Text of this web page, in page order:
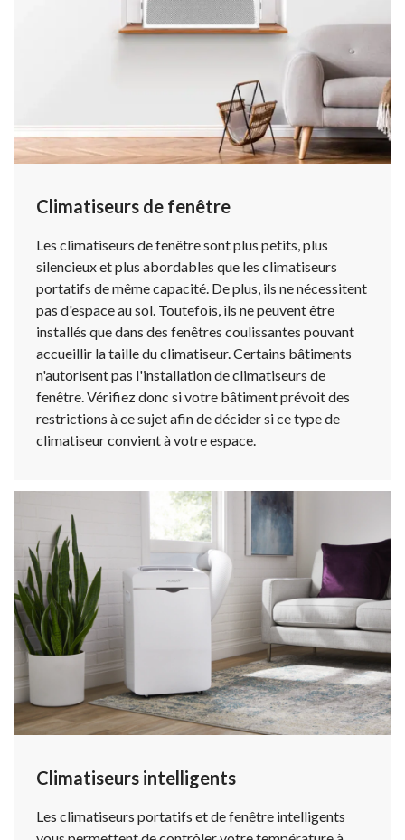
Climatiseurs de fenêtre
Les climatiseurs de fenêtre sont plus petits, plus
silencieux et plus abordables que les climatiseurs
portatifs de même capacité. De plus, ils ne nécessitent
pas d'espace au sol. Toutefois, ils ne peuvent être
installés que dans des fenêtres coulissantes pouvant
accueillir la taille du climatiseur. Certains bâtiments
n'autorisent pas l'installation de climatiseurs de
fenêtre. Vérifiez donc si votre bâtiment prévoit des
restrictions à ce sujet afin de décider si ce type de
climatiseur convient à votre espace.
Climatiseurs intelligents
Les climatiseurs portatifs et de fenêtre intelligents